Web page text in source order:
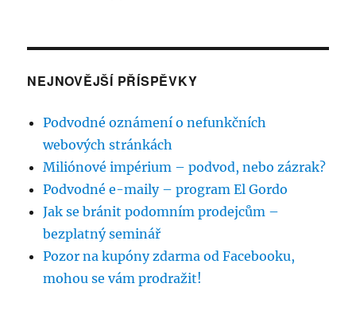
NEJNOVĚJŠÍ PŘÍSPĚVKY
Podvodné oznámení o nefunkčních
webových stránkách
Miliónové impérium – podvod, nebo zázrak?
Podvodné e-maily – program El Gordo
Jak se bránit podomním prodejcům –
bezplatný seminář
Pozor na kupóny zdarma od Facebooku,
mohou se vám prodražit!